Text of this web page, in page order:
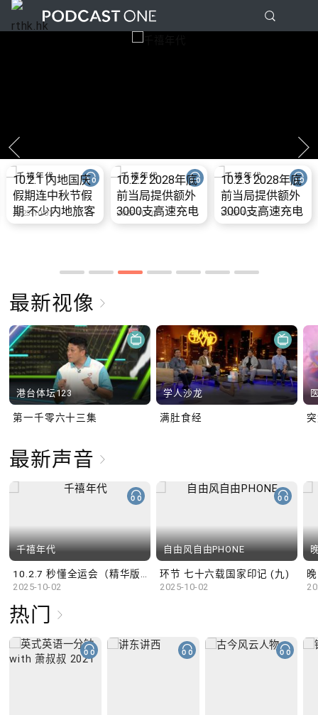
10.2.1 内地国庆
假期连中秋节假
期 不少内地旅客
到港旅游
2025-10-02
10.2.2 2028年底
前当局提供额外
3000支高速充电
桩 港铁商场约增
2025-10-02
10.2.3 2028年底
前当局提供额外
3000支高速充电
桩 港铁商场约增
2025-10-02
最新视像
港台体坛123
第一千零六十三集
学人沙龙
满肚食经
最新声音
千禧年代
2025-10-02
自由风自由PHONE
环节 七十六载国家印记 (九)
2025-10-02
热门